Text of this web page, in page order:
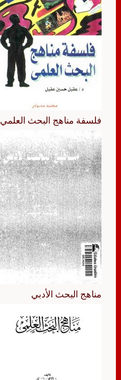
فلسفة مناهج البحث العلمي
مناهج البحث الأدبي